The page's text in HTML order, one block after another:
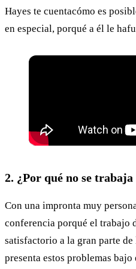
Hayes te cuentacómo es
en especial, porqué a él le
2. ¿Por qué no se
Con una impronta muy
conferencia porqué el trabajo
satisfactorio a la gran parte
presenta estos problemas